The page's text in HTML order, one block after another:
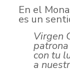
En el
es un
Virgen
con tu
a